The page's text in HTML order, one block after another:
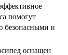
помогут
безопасными и
оснащен